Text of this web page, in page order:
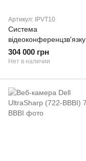
Артикул: IPVT10
Система
відеоконференцзв'язку
Grandstream IPVT10
304 000 грн
Нет в наличии